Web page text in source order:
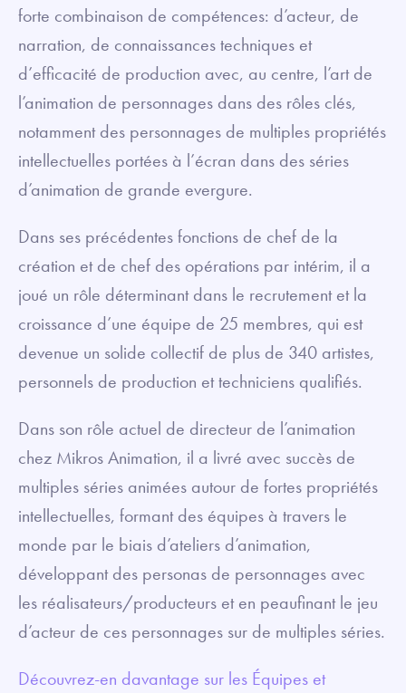
forte combinaison de compétences: d’acteur, de
narration, de connaissances techniques et
d’efficacité de production avec, au centre, l’art de
l’animation de personnages dans des rôles clés,
notamment des personnages de multiples propriétés
intellectuelles portées à l’écran dans des séries
d’animation de grande evergure.
Dans ses précédentes fonctions de chef de la
création et de chef des opérations par intérim, il a
joué un rôle déterminant dans le recrutement et la
croissance d’une équipe de 25 membres, qui est
devenue un solide collectif de plus de 340 artistes,
personnels de production et techniciens qualifiés.
Dans son rôle actuel de directeur de l’animation
chez Mikros Animation, il a livré avec succès de
multiples séries animées autour de fortes propriétés
intellectuelles, formant des équipes à travers le
monde par le biais d’ateliers d’animation,
développant des personas de personnages avec
les réalisateurs/producteurs et en peaufinant le jeu
d’acteur de ces personnages sur de multiples séries.
Découvrez-en davantage sur les Équipes et